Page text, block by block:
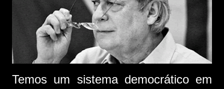
Temos um sistema democrático em